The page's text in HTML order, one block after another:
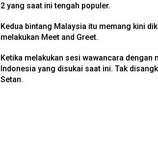
2 yang saat ini tengah populer.
Kedua bintang Malaysia itu memang kini
melakukan Meet and Greet.
Ketika melakukan sesi wawancara dengan
Indonesia yang disukai saat ini. Tak
Setan.